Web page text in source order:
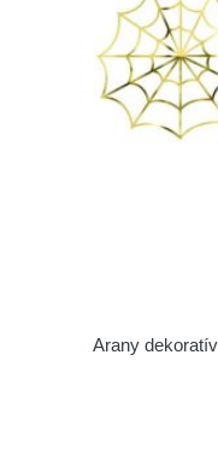
Arany